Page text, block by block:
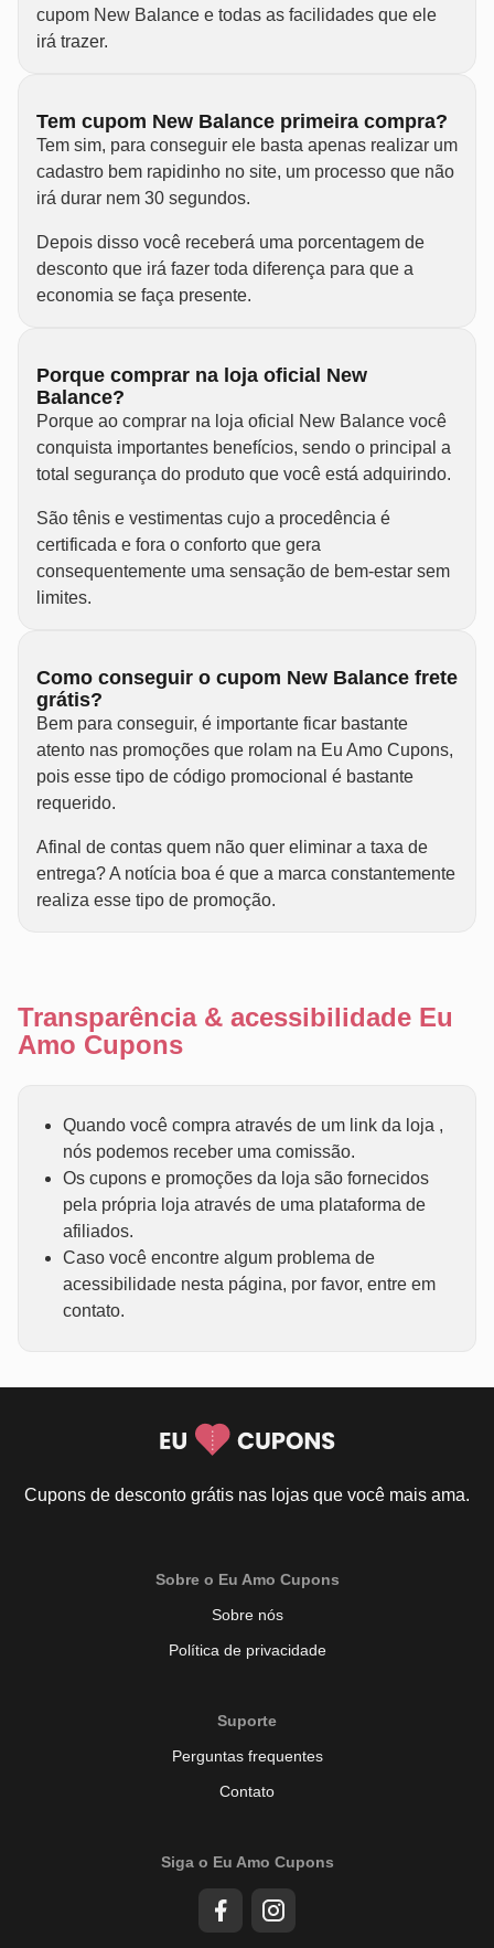
cupom New Balance e todas as facilidades que ele
irá trazer.
Tem cupom New Balance primeira compra?
Tem sim, para conseguir ele basta apenas realizar um
cadastro bem rapidinho no site, um processo que não
irá durar nem 30 segundos.
Depois disso você receberá uma porcentagem de
desconto que irá fazer toda diferença para que a
economia se faça presente.
Porque comprar na loja oficial New
Balance?
Porque ao comprar na loja oficial New Balance você
conquista importantes benefícios, sendo o principal a
total segurança do produto que você está adquirindo.
São tênis e vestimentas cujo a procedência é
certificada e fora o conforto que gera
consequentemente uma sensação de bem-estar sem
limites.
Como conseguir o cupom New Balance frete
grátis?
Bem para conseguir, é importante ficar bastante
atento nas promoções que rolam na Eu Amo Cupons,
pois esse tipo de código promocional é bastante
requerido.
Afinal de contas quem não quer eliminar a taxa de
entrega? A notícia boa é que a marca constantemente
realiza esse tipo de promoção.
Transparência & acessibilidade Eu
Amo Cupons
Quando você compra através de um link da loja ,
nós podemos receber uma comissão.
Os cupons e promoções da loja são fornecidos
pela própria loja através de uma plataforma de
afiliados.
Caso você encontre algum problema de
acessibilidade nesta página, por favor, entre em
contato.
Cupons de desconto grátis nas lojas que você mais ama.
Sobre o Eu Amo Cupons
Sobre nós
Política de privacidade
Suporte
Perguntas frequentes
Contato
Siga o Eu Amo Cupons